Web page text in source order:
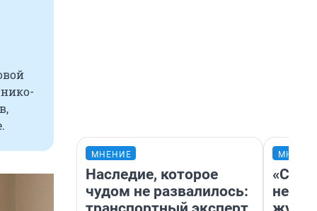
МНЕНИЕ
Наследие, которое
чудом не развалилось: